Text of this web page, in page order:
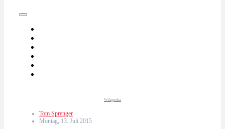
Wikipedia
Tom Sprenger
Montag, 13. Juli 2015